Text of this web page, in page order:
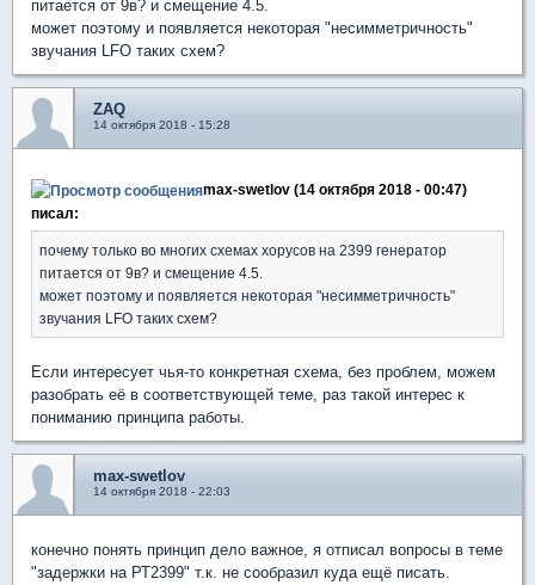
питается от 9в? и смещение 4.5.
может поэтому и появляется некоторая "несимметричность"
звучания LFO таких схем?
ZAQ
14 октября 2018 - 15:28
max-swetlov (14 октября 2018 - 00:47)
писал:
почему только во многих схемах хорусов на 2399 генератор
питается от 9в? и смещение 4.5.
может поэтому и появляется некоторая "несимметричность"
звучания LFO таких схем?
Если интересует чья-то конкретная схема, без проблем, можем
разобрать её в соответствующей теме, раз такой интерес к
пониманию принципа работы.
max-swetlov
14 октября 2018 - 22:03
конечно понять принцип дело важное, я отписал вопросы в теме
"задержки на РТ2399" т.к. не сообразил куда ещё писать.